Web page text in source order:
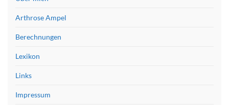
Arthrose Ampel
Berechnungen
Lexikon
Links
Impressum